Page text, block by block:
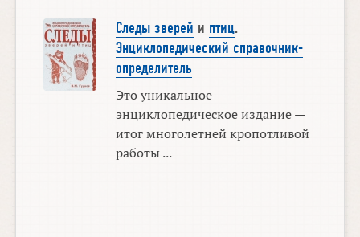
Следы зверей и птиц.
Энциклопедический справочник-
определитель
Это уникальное
энциклопедическое издание —
итог многолетней кропотливой
работы ...